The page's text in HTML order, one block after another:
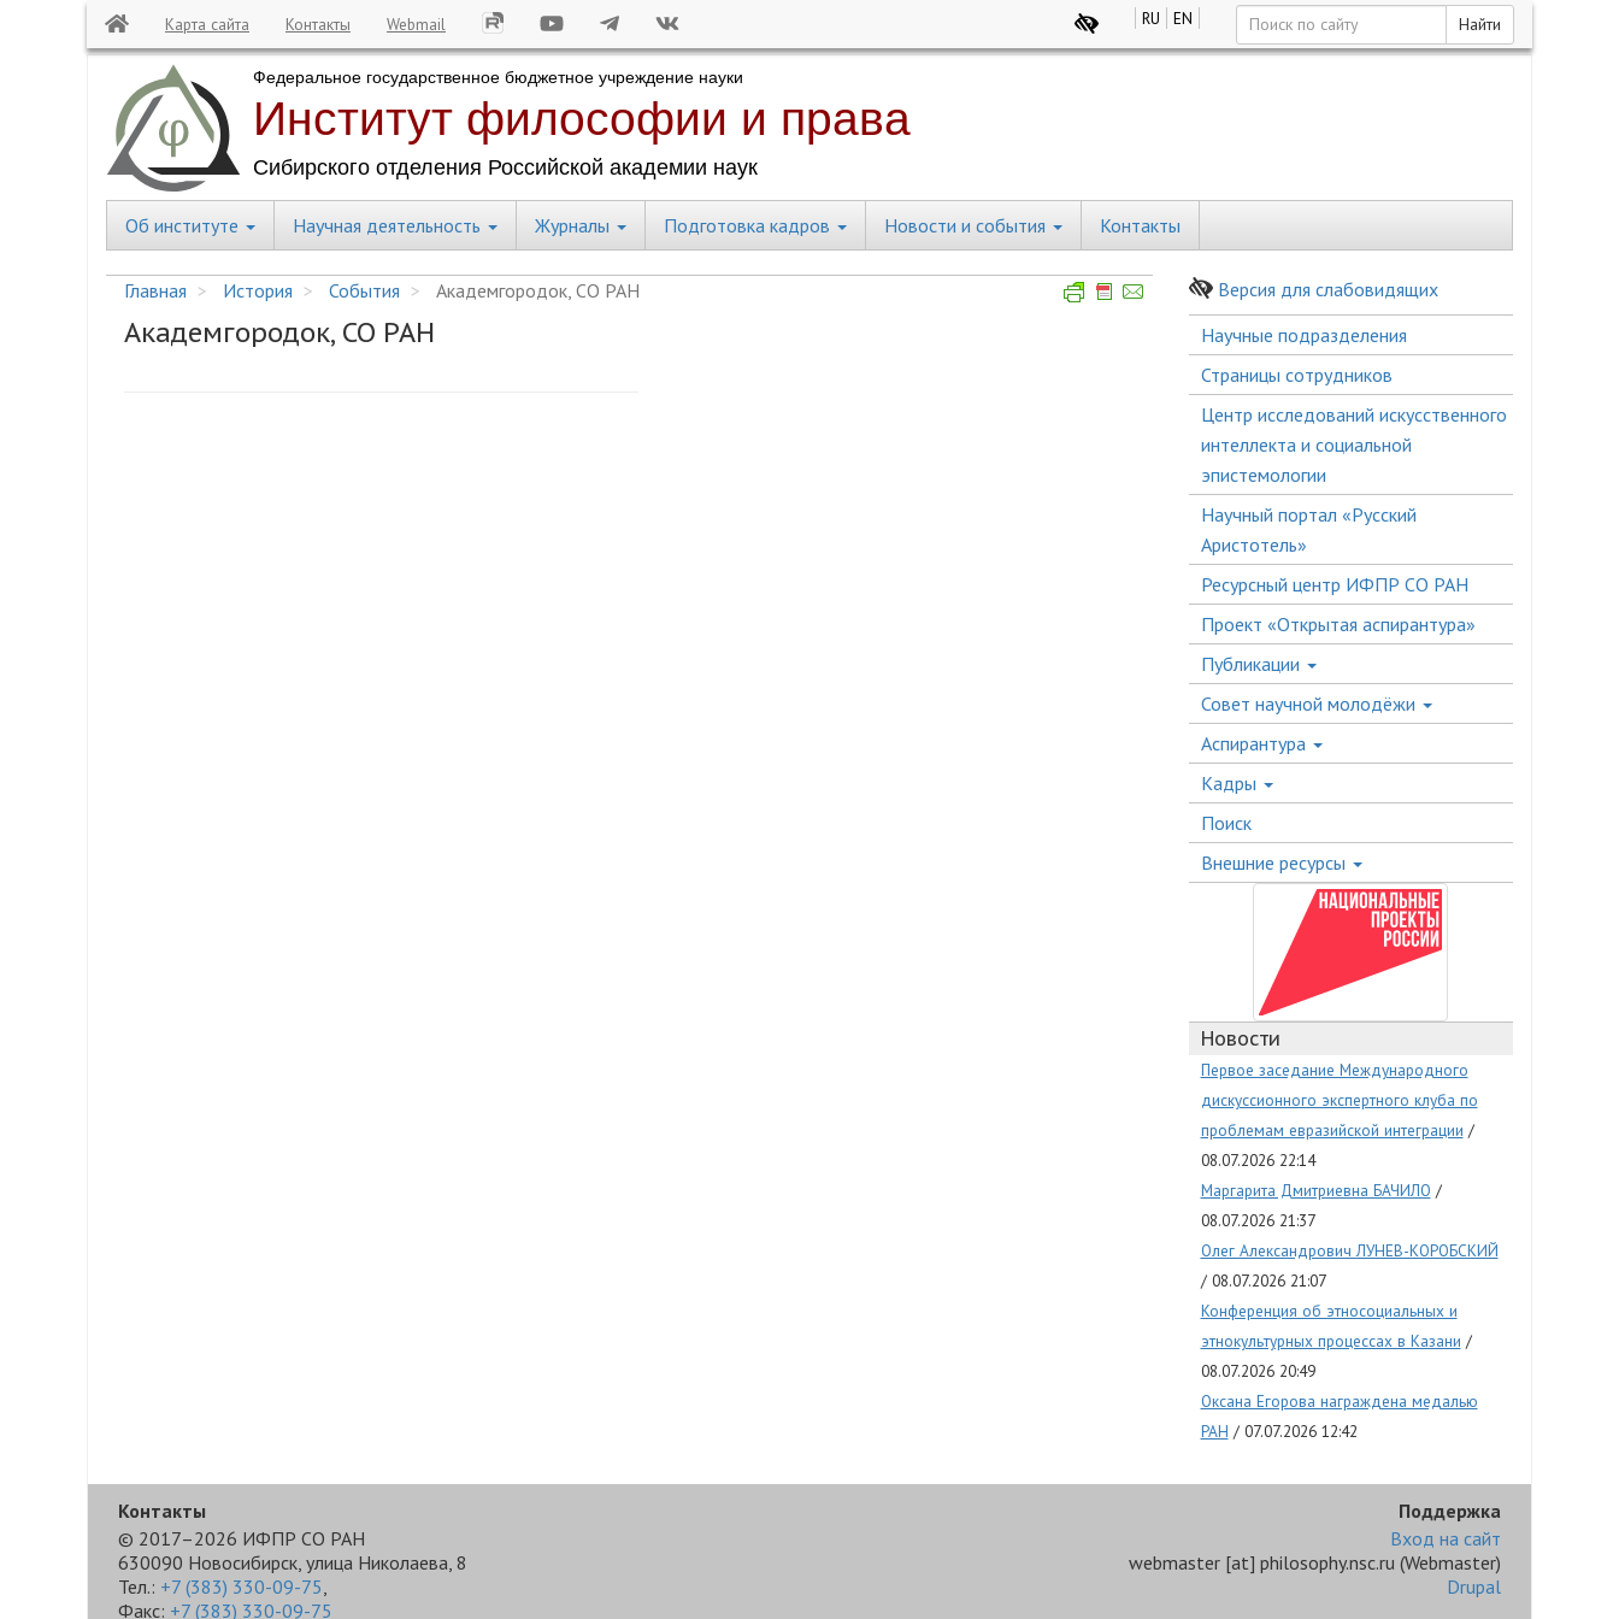
Карта сайта Контакты Webmail RU EN Найти
Central
Об институте Научная деятельность Журналы Подготовка кадров Новости и события Контакты
Главная История События Академгородок, СО РАН
Академгородок, СО РАН
Версия для слабовидящих
Боковое
меню
Научные подразделения
Страницы сотрудников
Центр исследований искусственного
интеллекта и социальной
эпистемологии
Научный портал «Русский
Аристотель»
Ресурсный центр ИФПР СО РАН
Проект «Открытая аспирантура»
Публикации
Совет научной молодёжи
Аспирантура
Кадры
Поиск
Внешние ресурсы
Новости
Первое заседание Международного
дискуссионного экспертного клуба по
проблемам евразийской интеграции
08.07.2026 22:14
Маргарита Дмитриевна БАЧИЛО
08.07.2026 21:37
Олег Александрович ЛУНЕВ-КОРОБСКИЙ
08.07.2026 21:07
Конференция об этносоциальных и
этнокультурных процессах в Казани
08.07.2026 20:49
Оксана Егорова награждена медалью
РАН
07.07.2026 12:42
Контакты
© 2017–2026 ИФПР СО РАН
630090 Новосибирск, улица Николаева, 8
Тел.: +7 (383) 330-09-75
Факс: +7 (383) 330-09-75
Поддержка
Вход на сайт
webmaster [at] philosophy.nsc.ru (Webmaster)
Drupal